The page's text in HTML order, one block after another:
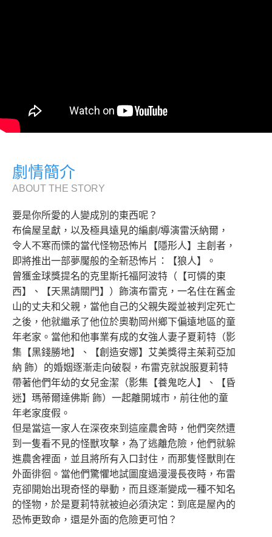
劇情簡介
ABOUT THE STORY
要是你所愛的人變成別的東西呢？
布倫屋呈獻，以及極具遠見的編劇/導演雷沃納爾，
令人不寒而慄的當代怪物恐怖片【隱形人】主創者，
即將推出一部夢魘般的全新恐怖片：【狼人】。
曾獲金球獎提名的克里斯托福阿波特（【可憐的東
西】、【天黑請關門】）飾演布雷克，一名住在舊金
山的丈夫和父親，當他自己的父親失蹤並被判定死亡
之後，他就繼承了他位於奧勒岡州鄉下偏遠地區的童
年老家。當他和他事業有成的女強人妻子夏莉特（影
集【黑錢勝地】、【創造安娜】艾美獎得主茱莉亞加
納 飾）的婚姻逐漸走向破裂，布雷克就說服夏莉特
帶著他們年幼的女兒金潔（影集【養鬼吃人】、【昏
迷】瑪蒂爾達佛斯 飾）一起離開城市，前往他的童
年老家度假。
但是當這一家人在深夜來到這座農舍時，他們突然遭
到一隻看不見的怪獸攻擊，為了逃離危險，他們就躲
進農舍裡面，並且將所有入口封住，而那隻怪獸則在
外面徘徊。當他們驚懼地試圖度過漫漫長夜時，布雷
克卻開始出現奇怪的舉動，而且逐漸變成一種不知名
的怪物，於是夏莉特就被迫必須決定：到底是屋內的
恐怖更致命，還是外面的危險更可怕？